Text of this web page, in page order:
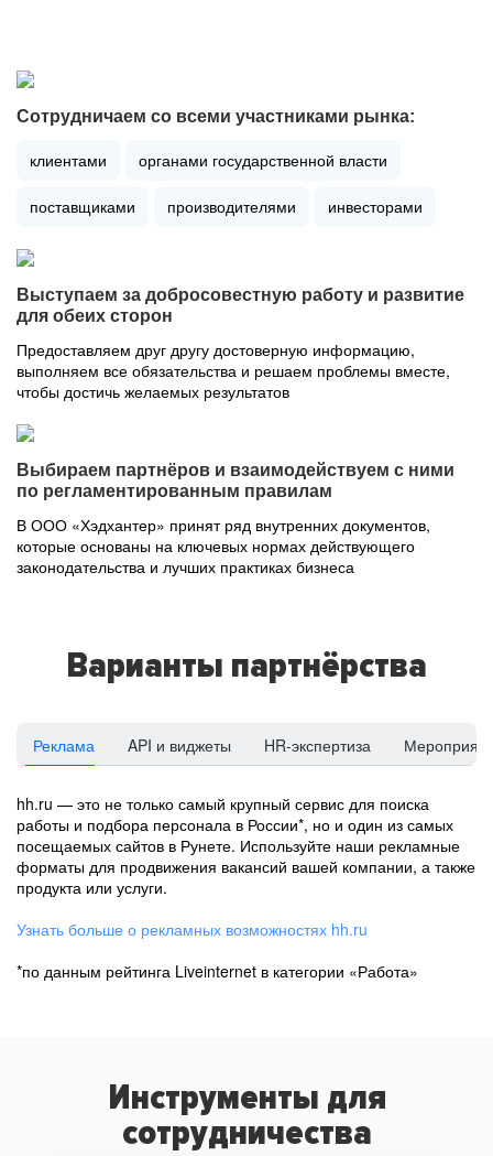
Сотрудничаем со всеми участниками рынка:
клиентами органами государственной власти
поставщиками производителями инвесторами
Выступаем за добросовестную работу и развитие
для обеих сторон
Предоставляем друг другу достоверную информацию,
выполняем все обязательства и решаем проблемы вместе,
чтобы достичь желаемых результатов
Выбираем партнёров и взаимодействуем с ними
по регламентированным правилам
В ООО «Хэдхантер» принят ряд внутренних документов,
которые основаны на ключевых нормах действующего
законодательства и лучших практиках бизнеса
Варианты партнёрства
Реклама API и виджеты HR-экспертиза
hh.ru — это не только самый крупный сервис для поиска
работы и подбора персонала в России*, но и один из самых
посещаемых сайтов в Рунете. Используйте наши рекламные
форматы для продвижения вакансий вашей компании, а также
продукта или услуги.
Узнать больше о рекламных возможностях hh.ru
*по данным рейтинга Liveinternet в категории «Работа»
Инструменты для
сотрудничества